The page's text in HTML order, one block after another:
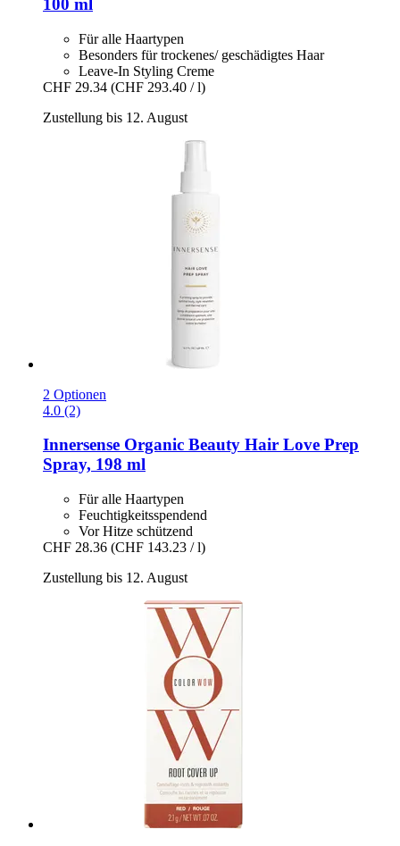
100 ml
Für alle Haartypen
Besonders für trockenes/ geschädigtes Haar
Leave-In Styling Creme
CHF 29.34 (CHF 293.40 / l)
Zustellung bis 12. August
2 Optionen
4.0 (2)
Innersense Organic Beauty Hair Love Prep
Spray, 198 ml
Für alle Haartypen
Feuchtigkeitsspendend
Vor Hitze schützend
CHF 28.36 (CHF 143.23 / l)
Zustellung bis 12. August